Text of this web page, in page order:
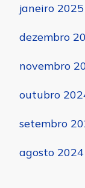
janeiro 2025
dezembro
novembro
outubro
setembro
agosto 2024